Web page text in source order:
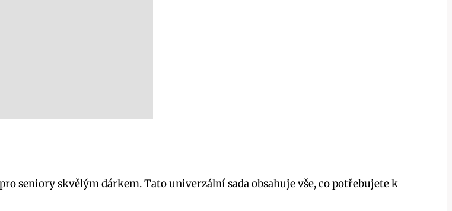
seniory skvělým dárkem. Tato univerzální sada obsahuje vše, co potřebujete k